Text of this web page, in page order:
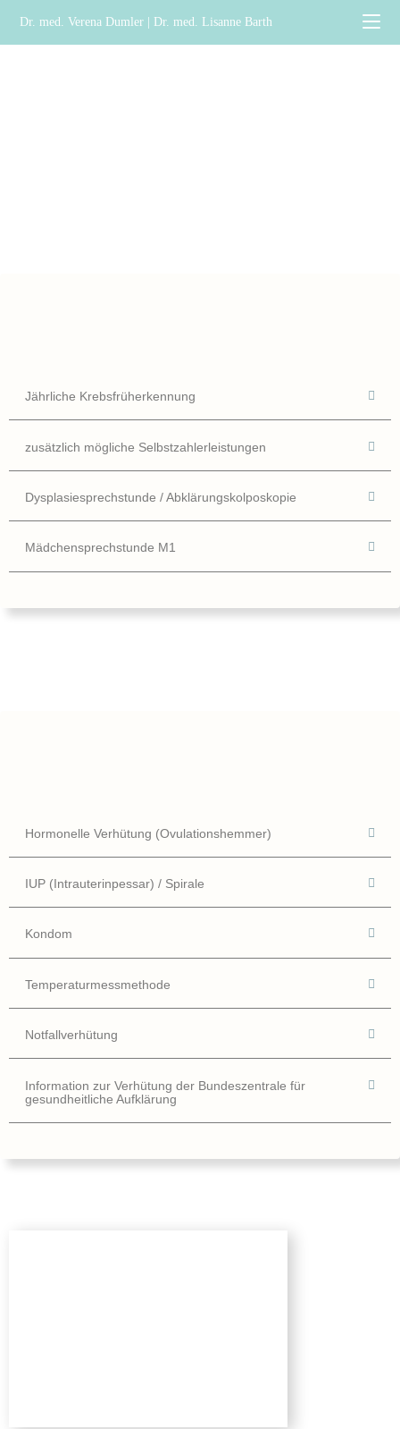
Dr. med. Verena Dumler | Dr. med. Lisanne Barth
Jährliche Krebsfrüherkennung
zusätzlich mögliche Selbstzahlerleistungen
Dysplasiesprechstunde / Abklärungskolposkopie
Mädchensprechstunde M1
Hormonelle Verhütung (Ovulationshemmer)
IUP (Intrauterinpessar) / Spirale
Kondom
Temperaturmessmethode
Notfallverhütung
Information zur Verhütung der Bundeszentrale für
gesundheitliche Aufklärung